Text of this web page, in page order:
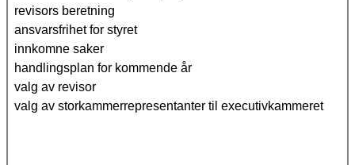
revisors beretning
ansvarsfrihet for styret
innkomne saker
handlingsplan for kommende år
valg av revisor
valg av storkammerrepresentanter til executivkammeret